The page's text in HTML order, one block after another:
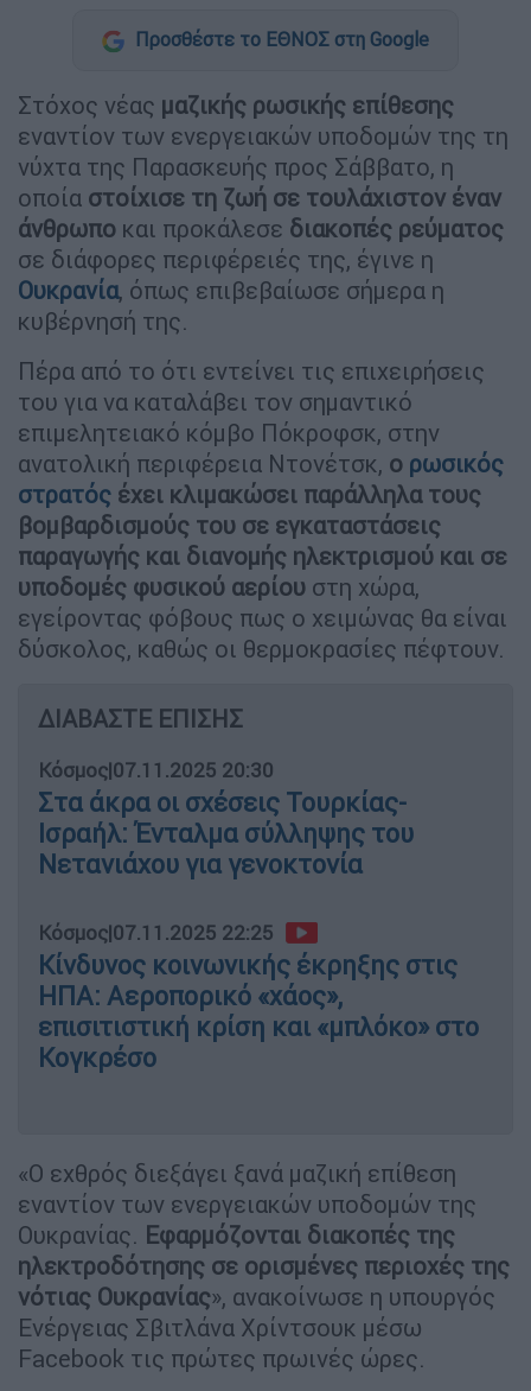
Προσθέστε το ΕΘΝΟΣ στη Google
Στόχος νέας μαζικής ρωσικής επίθεσης
εναντίον των ενεργειακών υποδομών της τη
νύχτα της Παρασκευής προς Σάββατο, η
οποία στοίχισε τη ζωή σε τουλάχιστον έναν
άνθρωπο και προκάλεσε διακοπές ρεύματος
σε διάφορες περιφέρειές της, έγινε η
Ουκρανία, όπως επιβεβαίωσε σήμερα η
κυβέρνησή της.
Πέρα από το ότι εντείνει τις επιχειρήσεις
του για να καταλάβει τον σημαντικό
επιμελητειακό κόμβο Πόκροφσκ, στην
ανατολική περιφέρεια Ντονέτσκ, ο ρωσικός
στρατός έχει κλιμακώσει παράλληλα τους
βομβαρδισμούς του σε εγκαταστάσεις
παραγωγής και διανομής ηλεκτρισμού και σε
υποδομές φυσικού αερίου στη χώρα,
εγείροντας φόβους πως ο χειμώνας θα είναι
δύσκολος, καθώς οι θερμοκρασίες πέφτουν.
ΔΙΑΒΑΣΤΕ ΕΠΙΣΗΣ
Κόσμος|07.11.2025 20:30
Στα άκρα οι σχέσεις Τουρκίας-
Ισραήλ: Ένταλμα σύλληψης του
Νετανιάχου για γενοκτονία
Κόσμος|07.11.2025 22:25
Κίνδυνος κοινωνικής έκρηξης στις
ΗΠΑ: Αεροπορικό «χάος»,
επισιτιστική κρίση και «μπλόκο» στο
Κογκρέσο
«Ο εχθρός διεξάγει ξανά μαζική επίθεση
εναντίον των ενεργειακών υποδομών της
Ουκρανίας. Εφαρμόζονται διακοπές της
ηλεκτροδότησης σε ορισμένες περιοχές της
νότιας Ουκρανίας», ανακοίνωσε η υπουργός
Ενέργειας Σβιτλάνα Χρίντσουκ μέσω
Facebook τις πρώτες πρωινές ώρες.